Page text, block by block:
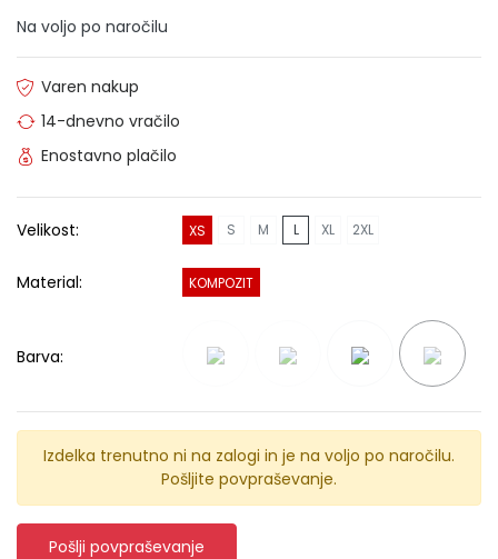
Na voljo po naročilu
Varen nakup
14-dnevno vračilo
Enostavno plačilo
Velikost: XS S M L XL 2XL
Material: KOMPOZIT
Barva:
Izdelka trenutno ni na zalogi in je na voljo po naročilu.
Pošljite povpraševanje.
Pošlji povpraševanje